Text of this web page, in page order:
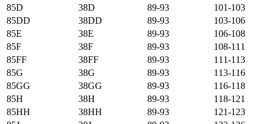
85D
38D 89-93
101-103
85DD
38DD 89-93
103-106
85E
38E 89-93
106-108
85F
38F 89-93
108-111
85FF
38FF 89-93
111-113
85G
38G 89-93
113-116
85GG
38GG 89-93
116-118
85H
38H 89-93
118-121
85HH
38HH 89-93
121-123